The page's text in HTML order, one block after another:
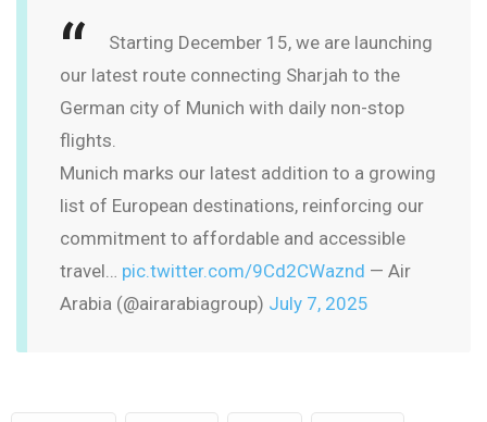
Starting December 15, we are launching
our latest route connecting Sharjah to the
German city of Munich with daily non-stop
flights.
Munich marks our latest addition to a growing
list of European destinations, reinforcing our
commitment to affordable and accessible
travel… pic.twitter.com/9Cd2CWaznd — Air
Arabia (@airarabiagroup) July 7, 2025